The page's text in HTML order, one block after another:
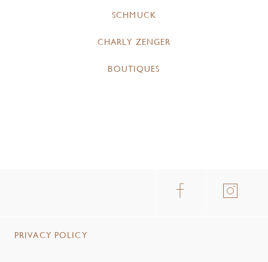
SCHMUCK
CHARLY ZENGER
BOUTIQUES
PRIVACY POLICY